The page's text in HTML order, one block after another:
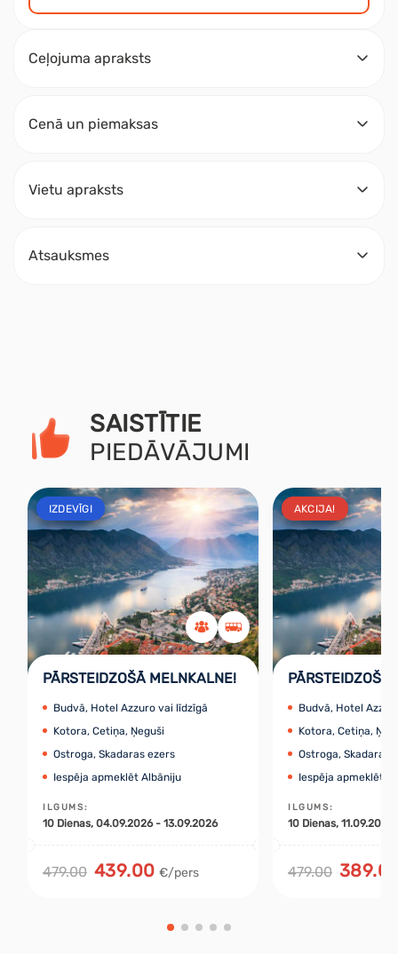
Ceļojuma apraksts
Cenā un piemaksas
Vietu apraksts
Atsauksmes
SAISTĪTIE
PIEDĀVĀJUMI
IZDEVĪGI
PĀRSTEIDZOŠĀ MELNKALNE!
Budvā, Hotel Azzuro vai līdzīgā
Kotora, Cetiņa, Ņeguši
Ostroga, Skadaras ezers
Iespēja apmeklēt Albāniju
ILGUMS:
10 Dienas, 04.09.2026 - 13.09.2026
479.00 439.00 €/pers
AKCIJA!
PĀRSTEIDZOŠĀ
Budvā, Hotel
Kotora, Cetiņa,
Ostroga, Skadaras
Iespēja apmeklēt
ILGUMS:
10 Dienas,
479.00